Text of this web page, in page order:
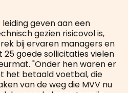
geven aan een
gezien risicovol is,
bij ervaren managers en
goede sollicitaties vielen
"Onder hen waren er
het betaald voetbal, die
van de weg die MVV nu